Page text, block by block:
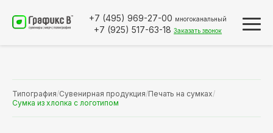
+7 (495) 969-27-00 многоканальный
+7 (925) 517-63-18 Заказать звонок
Типография/Сувенирная продукция/Печать на сумках/
Сумка из хлопка с логотипом